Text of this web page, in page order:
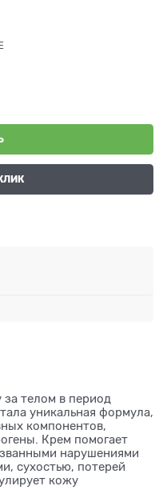
за телом в период
уникальная формула,
компонентов,
Крем помогает
нарушениями
сухостью, потерей
кожу